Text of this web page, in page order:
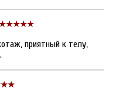
приятный к телу,